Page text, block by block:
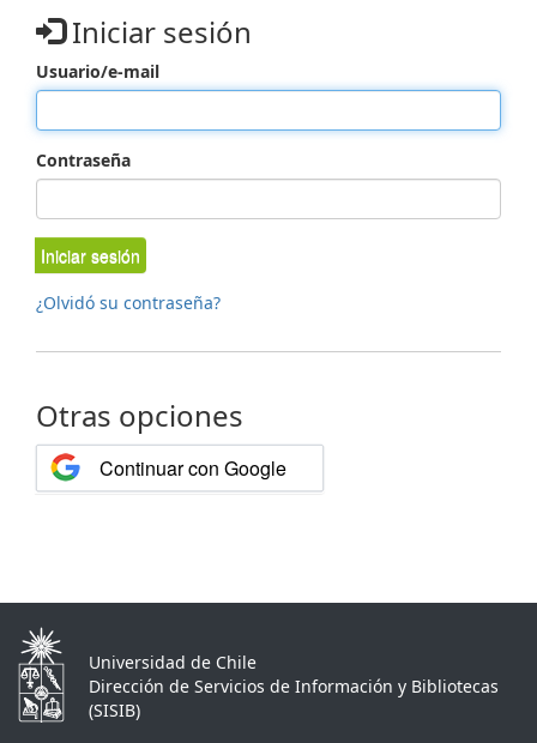
Iniciar sesión
Usuario/e-mail
Contraseña
Iniciar sesión
¿Olvidó su contraseña?
Otras opciones
Continuar con Google
Universidad de Chile
Dirección de Servicios de Información y Bibliotecas
(SISIB)